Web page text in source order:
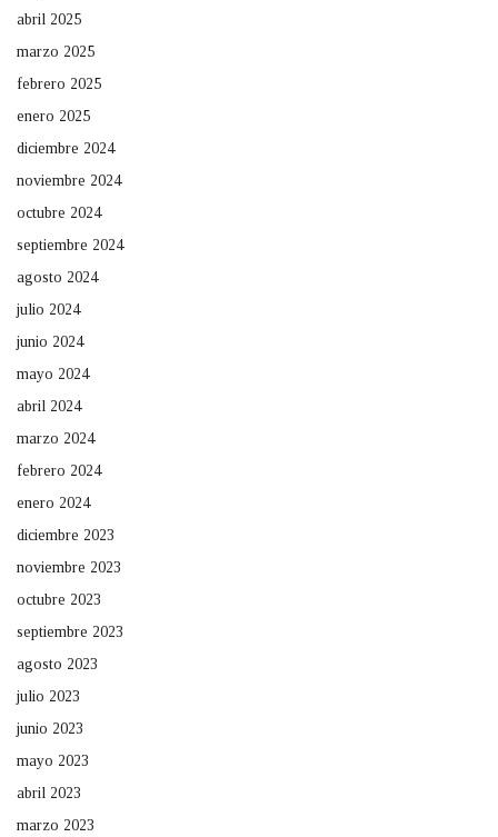
abril 2025
marzo 2025
febrero 2025
enero 2025
diciembre 2024
noviembre 2024
octubre 2024
septiembre 2024
agosto 2024
julio 2024
junio 2024
mayo 2024
abril 2024
marzo 2024
febrero 2024
enero 2024
diciembre 2023
noviembre 2023
octubre 2023
septiembre 2023
agosto 2023
julio 2023
junio 2023
mayo 2023
abril 2023
marzo 2023